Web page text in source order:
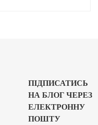
ПІДПИСАТИСЬ
НА БЛОГ ЧЕРЕЗ
ЕЛЕКТРОННУ
ПОШТУ